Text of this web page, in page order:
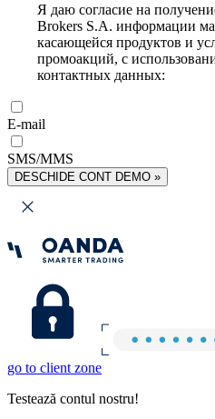
Я даю согласие на
Brokers S.A. информации
касающейся продуктов и
промоакций, с
контактных данных:
E-mail
SMS/MMS
DESCHIDE CONT DEMO »
go to client zone
Testează contul nostru!